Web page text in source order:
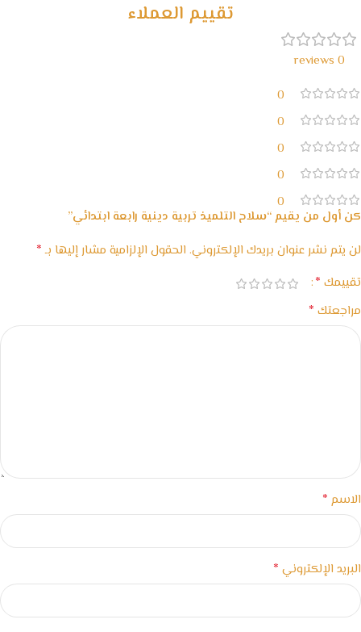
تقييم العملاء
0 reviews
0
0
0
0
0
كن أول من يقيم “سلاح التلميذ تربية دينية رابعة ابتدائي”
لن يتم نشر عنوان بريدك الإلكتروني. الحقول الإلزامية مشار إليها بـ*
تقييمك *
مراجعتك *
الاسم *
البريد الإلكتروني *